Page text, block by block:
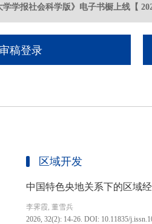
学报社会科学版》电子书橱上线【
稿登录
区域开发
中国特色央地关系下的区域
李霁霞, 董雪兵
2026, 32(2): 14-26. DOI: 10.11835/